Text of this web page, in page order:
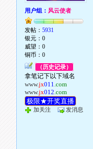
用户组： 风云使者
发帖：5931
银元：0
威望：0
铜币：0
（历史记录）
拿笔记下以下域名
www.jx011.com
www.jx012.com
极限★开奖直播
加关注 发消息